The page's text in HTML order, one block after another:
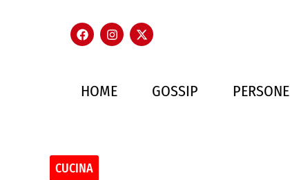
HOME GOSSIP PERSONE
CUCINA